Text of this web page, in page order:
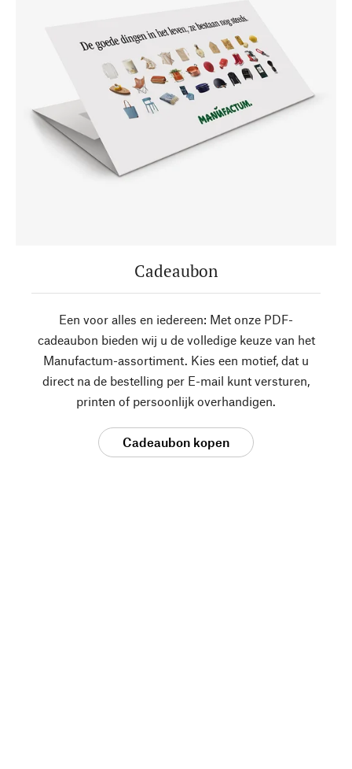
Cadeaubon
Een voor alles en iedereen: Met onze PDF-
cadeaubon bieden wij u de volledige keuze van het
Manufactum-assortiment. Kies een motief, dat u
direct na de bestelling per E-mail kunt versturen,
printen of persoonlijk overhandigen.
Cadeaubon kopen